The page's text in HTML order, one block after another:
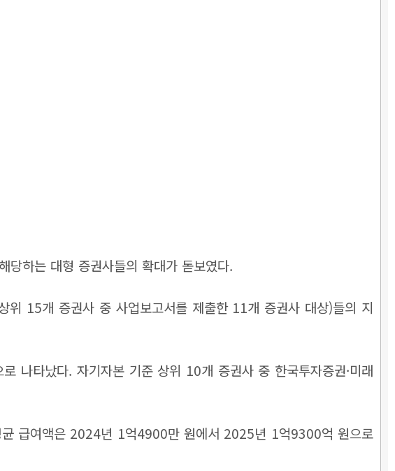
당하는 대형 증권사들의 확대가 돋보였다.
위 15개 증권사 중 사업보고서를 제출한 11개 증권사 대상)들의 지
나타났다. 자기자본 기준 상위 10개 증권사 중 한국투자증권·미래
급여액은 2024년 1억4900만 원에서 2025년 1억9300억 원으로